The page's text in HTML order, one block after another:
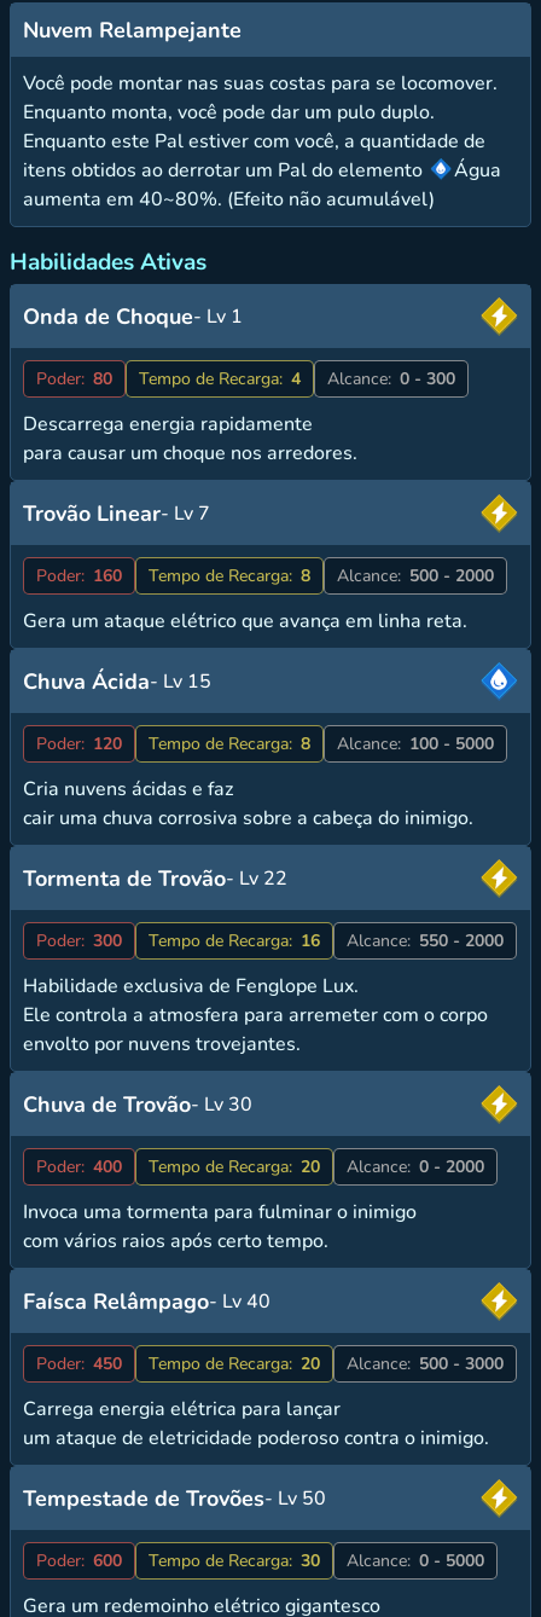
Nuvem Relampejante
Você pode montar nas suas costas para se locomover.
Enquanto monta, você pode dar um pulo duplo.
Enquanto este Pal estiver com você, a quantidade de
itens obtidos ao derrotar um Pal do elemento
Água
aumenta em 40~80%. (Efeito não acumulável)
Habilidades Ativas
Onda de Choque- Lv 1
Poder: 80 Tempo de Recarga: 4 Alcance: 0 - 300
Descarrega energia rapidamente
para causar um choque nos arredores.
Trovão Linear- Lv 7
Poder: 160 Tempo de Recarga: 8 Alcance: 500 - 2000
Gera um ataque elétrico que avança em linha reta.
Chuva Ácida- Lv 15
Poder: 120 Tempo de Recarga: 8 Alcance: 100 - 5000
Cria nuvens ácidas e faz
cair uma chuva corrosiva sobre a cabeça do inimigo.
Tormenta de Trovão- Lv 22
Poder: 300 Tempo de Recarga: 16 Alcance: 550 - 2000
Habilidade exclusiva de Fenglope Lux.
Ele controla a atmosfera para arremeter com o corpo
envolto por nuvens trovejantes.
Chuva de Trovão- Lv 30
Poder: 400 Tempo de Recarga: 20 Alcance: 0 - 2000
Invoca uma tormenta para fulminar o inimigo
com vários raios após certo tempo.
Faísca Relâmpago- Lv 40
Poder: 450 Tempo de Recarga: 20 Alcance: 500 - 3000
Carrega energia elétrica para lançar
um ataque de eletricidade poderoso contra o inimigo.
Tempestade de Trovões- Lv 50
Poder: 600 Tempo de Recarga: 30 Alcance: 0 - 5000
Gera um redemoinho elétrico gigantesco